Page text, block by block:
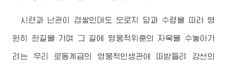
시련과 난관이 겹쌓인대도 오로지 당과 수령을 따라 영
원히 한길을 가며 그 길에 영웅적위훈의 자욱을 수놓아가
려는 우리 로동계급의 영웅적인생관에 떠받들려 강선의